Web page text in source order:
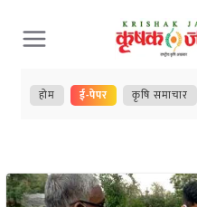
Skip
to
content
होम ई-पेपर कृषि समाचार